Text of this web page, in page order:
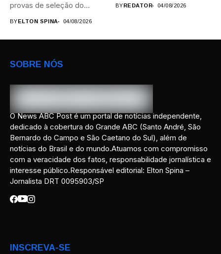
provas de seleção do...
BY ELTON SPINA 04/08/2026
BY REDATOR 04/08/2026
SOBRE NÓS
O News ABC Post é um portal de notícias independente,
dedicado à cobertura do Grande ABC (Santo André, São
Bernardo do Campo e São Caetano do Sul), além de
notícias do Brasil e do mundo.Atuamos com compromisso
com a veracidade dos fatos, responsabilidade jornalística e
interesse público.Responsável editorial: Elton Spina –
Jornalista DRT 0095903/SP
INSCREVA-SE